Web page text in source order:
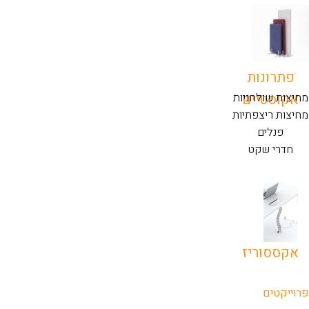
פתרונות
אקוסטיים
מחיצות שולחניות
מחיצות ריצפתיות
פנלים
חדרי שקט
אקססוריז
פרוייקטים